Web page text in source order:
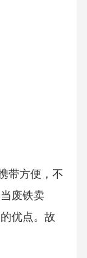
带方便，不
废铁卖
优点。故